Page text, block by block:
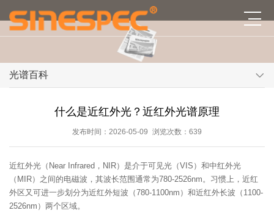
光谱百科
什么是近红外光？近红外光谱原理
发布时间：2026-05-09 浏览次数：639
近红外光（Near Infrared，NIR）是介于可见光（VIS）和中红外光
（MIR）之间的电磁波，其波长范围通常为780-2526nm。习惯上，近红
外区又可进一步划分为近红外短波（780-1100nm）和近红外长波（1100-
2526nm）两个区域。